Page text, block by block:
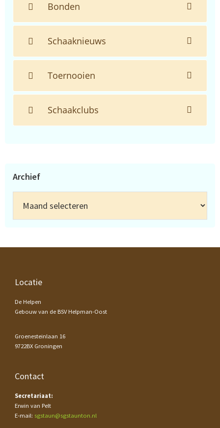
Bonden
Schaaknieuws
Toernooien
Schaakclubs
Archief
Footer
Locatie
De Helpen
Gebouw van de BSV Helpman-Oost
Groenesteinlaan 16
9722BX Groningen
Contact
Secretariaat:
Erwin van Pelt
E-mail: sgstaun@sgstaunton.nl